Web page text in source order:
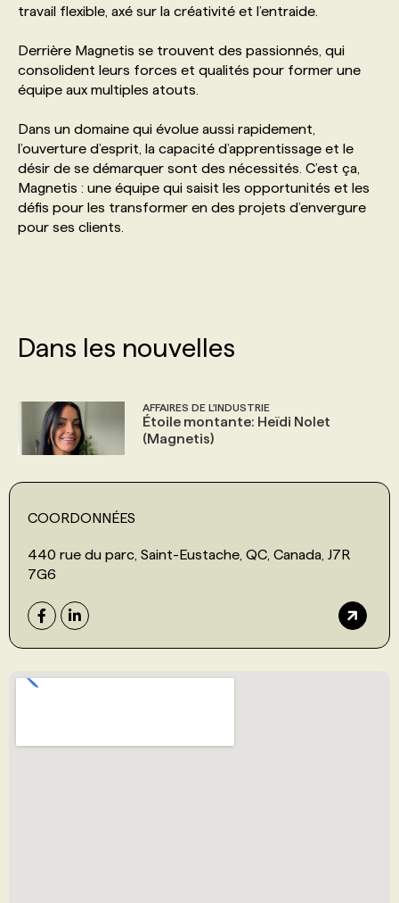
PROGRAMMES DE SUBVENTIONS
FAQ
ANNONCEZ AVEC NOUS
travail flexible, axé sur la créativité et l’entraide.
Derrière Magnetis se trouvent des passionnés, qui
consolident leurs forces et qualités pour former une
équipe aux multiples atouts.
Dans un domaine qui évolue aussi rapidement,
l’ouverture d’esprit, la capacité d’apprentissage et le
désir de se démarquer sont des nécessités. C’est ça,
Magnetis : une équipe qui saisit les opportunités et les
défis pour les transformer en des projets d’envergure
pour ses clients.
Dans les nouvelles
AFFAIRES DE L'INDUSTRIE
Étoile montante: Heïdi Nolet
(Magnetis)
COORDONNÉES
440 rue du parc, Saint-Eustache, QC, Canada, J7R
7G6